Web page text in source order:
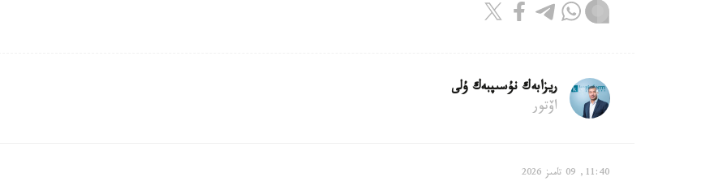
ريزابەك نۇسىپبەك ۇلى
اۆتور
11:40, 09 تامىز 2026